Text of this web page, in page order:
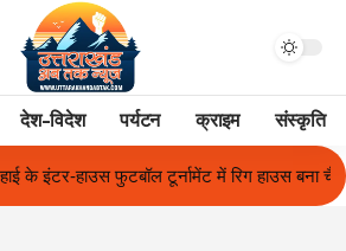
देश-विदेश पर्यटन क्राइम संस्कृति
बना चैंपियन तुलाज़ ने रचा इतिहास, संस्थान से